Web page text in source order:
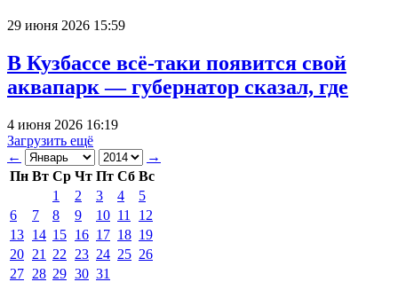
29 июня 2026 15:59
В Кузбассе всё-таки появится свой
аквапарк — губернатор сказал, где
4 июня 2026 16:19
Загрузить ещё
←
→
Пн Вт Ср Чт Пт Сб Вс
1
2 3 4
5
6
7 8 9 10 11
12
13 14 15 16 17 18 19
20 21 22 23 24 25 26
27 28 29 30 31